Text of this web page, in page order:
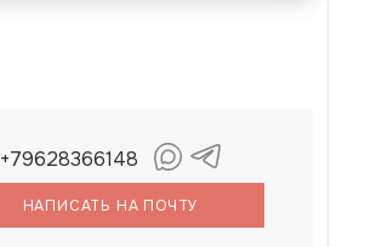
+79628366148
НАПИСАТЬ НА ПОЧТУ